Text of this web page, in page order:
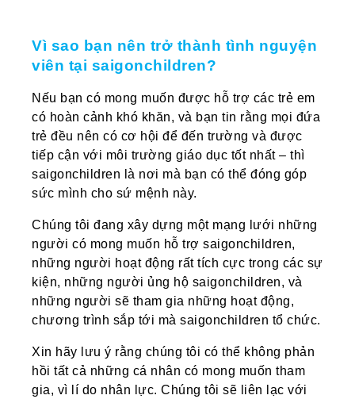
Vì sao bạn nên trở thành tình nguyện
viên tại saigonchildren?
Nếu bạn có mong muốn được hỗ trợ các trẻ em
có hoàn cảnh khó khăn, và bạn tin rằng mọi đứa
trẻ đều nên có cơ hội để đến trường và được
tiếp cận với môi trường giáo dục tốt nhất – thì
saigonchildren là nơi mà bạn có thể đóng góp
sức mình cho sứ mệnh này.
Chúng tôi đang xây dựng một mạng lưới những
người có mong muốn hỗ trợ saigonchildren,
những người hoạt động rất tích cực trong các sự
kiện, những người ủng hộ saigonchildren, và
những người sẽ tham gia những hoạt động,
chương trình sắp tới mà saigonchildren tổ chức.
Xin hãy lưu ý rằng chúng tôi có thể không phản
hồi tất cả những cá nhân có mong muốn tham
gia, vì lí do nhân lực. Chúng tôi sẽ liên lạc với